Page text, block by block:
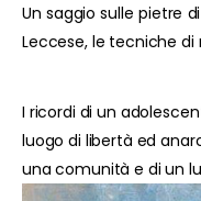
Un saggio sulle pietre
Leccese, le tecniche di
I ricordi di un
luogo di libertà ed
una comunità e di un